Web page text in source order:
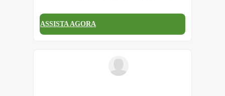
ASSISTA AGORA